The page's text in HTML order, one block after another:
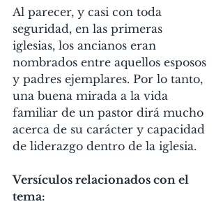
Al parecer, y casi con toda
seguridad, en las primeras
iglesias, los ancianos eran
nombrados entre aquellos esposos
y padres ejemplares. Por lo tanto,
una buena mirada a la vida
familiar de un pastor dirá mucho
acerca de su carácter y capacidad
de liderazgo dentro de la iglesia.
Versículos relacionados con el
tema: